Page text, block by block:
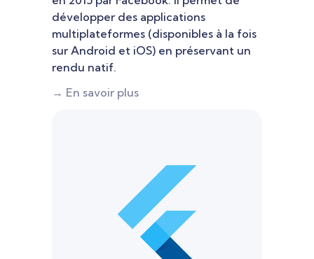
développer des applications
multiplateformes (disponibles à la fois
sur Android et iOS) en préservant un
rendu natif.
→ En savoir plus